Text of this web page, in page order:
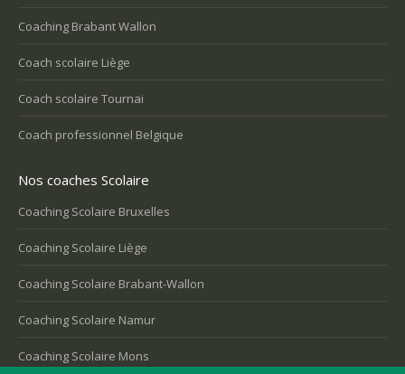
Coaching Brabant Wallon
Coach scolaire Liège
Coach scolaire Tournai
Coach professionnel Belgique
Nos coaches Scolaire
Coaching Scolaire Bruxelles
Coaching Scolaire Liège
Coaching Scolaire Brabant-Wallon
Coaching Scolaire Namur
Coaching Scolaire Mons